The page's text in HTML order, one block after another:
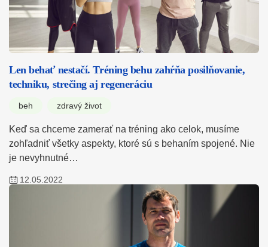
Len behať nestačí. Tréning behu zahŕňa posilňovanie,
techniku, strečing aj regeneráciu
beh zdravý život
Keď sa chceme zamerať na tréning ako celok, musíme
zohľadniť všetky aspekty, ktoré sú s behaním spojené. Nie
je nevyhnutné…
12.05.2022